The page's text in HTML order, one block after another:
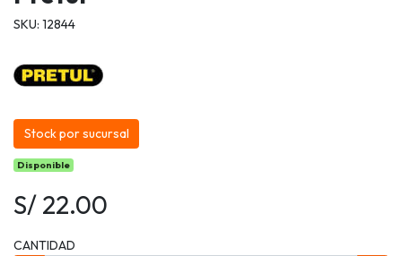
SKU: 12844
Stock por sucursal
Disponible
S/ 22.00
CANTIDAD